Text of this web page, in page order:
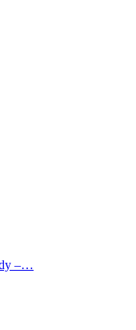
–…